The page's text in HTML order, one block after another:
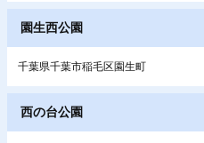
園生西公園
千葉県千葉市稲毛区園生町
西の台公園